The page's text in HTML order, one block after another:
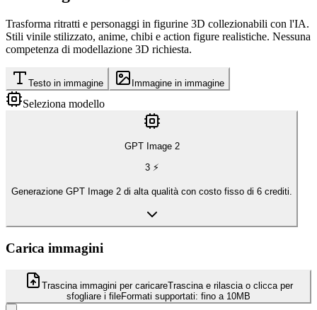
Trasforma ritratti e personaggi in figurine 3D collezionabili con l'IA.
Stili vinile stilizzato, anime, chibi e action figure realistiche. Nessuna
competenza di modellazione 3D richiesta.
Testo in immagine Immagine in immagine
Seleziona modello
GPT Image 2
3⚡
Generazione GPT Image 2 di alta qualità con costo fisso di 6 crediti.
Carica immagini
Trascina immagini per caricareTrascina e rilascia o clicca per
sfogliare i fileFormati supportati: fino a 10MB